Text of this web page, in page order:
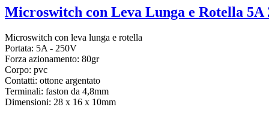
Microswitch con Leva Lunga e Rotella 5A
Microswitch con leva lunga e rotella
Portata: 5A - 250V
Forza azionamento: 80gr
Corpo: pvc
Contatti: ottone argentato
Terminali: faston da 4,8mm
Dimensioni: 28 x 16 x 10mm